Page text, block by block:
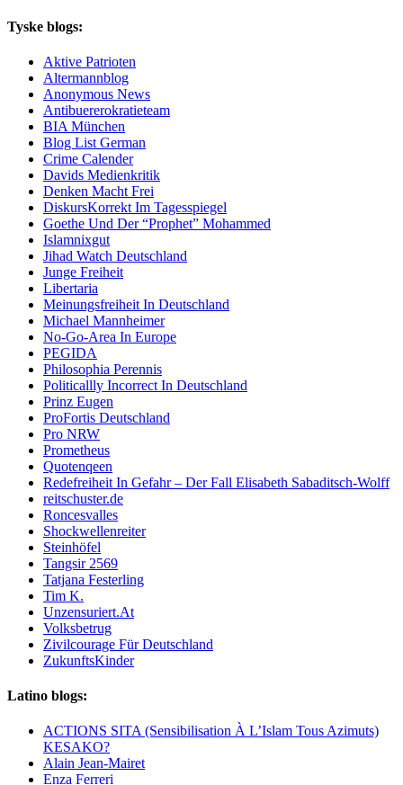
Tyske blogs:
Aktive Patrioten
Altermannblog
Anonymous News
Antibuererokratieteam
BIA München
Blog List German
Crime Calender
Davids Medienkritik
Denken Macht Frei
DiskursKorrekt Im Tagesspiegel
Goethe Und Der “Prophet” Mohammed
Islamnixgut
Jihad Watch Deutschland
Junge Freiheit
Libertaria
Meinungsfreiheit In Deutschland
Michael Mannheimer
No-Go-Area In Europe
PEGIDA
Philosophia Perennis
Politicallly Incorrect In Deutschland
Prinz Eugen
ProFortis Deutschland
Pro NRW
Prometheus
Quotenqeen
Redefreiheit In Gefahr – Der Fall Elisabeth Sabaditsch-Wolff
reitschuster.de
Roncesvalles
Shockwellenreiter
Steinhöfel
Tangsir 2569
Tatjana Festerling
Tim K.
Unzensuriert.At
Volksbetrug
Zivilcourage Für Deutschland
ZukunftsKinder
Latino blogs:
ACTIONS SITA (Sensibilisation À L’Islam Tous Azimuts)
KESAKO?
Alain Jean-Mairet
Enza Ferreri